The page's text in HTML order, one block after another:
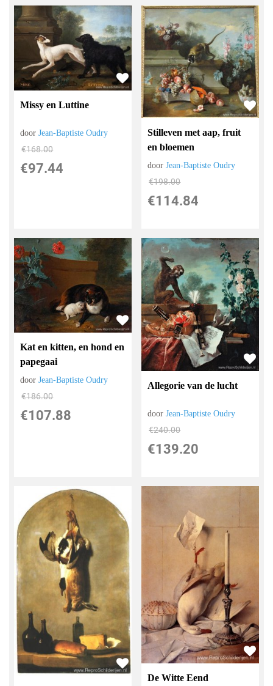
Missy en Luttine
doorJean-Baptiste Oudry
€168.00
€97.44
Stilleven met aap, fruit
en bloemen
doorJean-Baptiste Oudry
€198.00
€114.84
Kat en kitten, en hond en
papegaai
doorJean-Baptiste Oudry
€186.00
€107.88
Allegorie van de lucht
doorJean-Baptiste Oudry
€240.00
€139.20
De Witte Eend